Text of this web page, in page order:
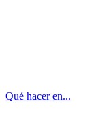
Qué hacer en...